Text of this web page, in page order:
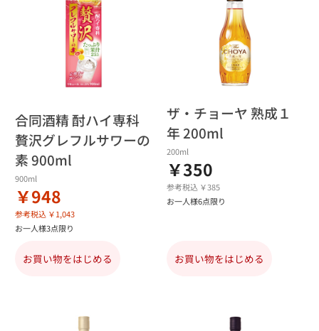
合同酒精 酎ハイ専科
贅沢グレフルサワーの
素 900ml
900ml
￥948
参考税込 ￥1,043
お一人様3点限り
お買い物をはじめる
ザ・チョーヤ 熟成１
年 200ml
200ml
￥350
参考税込 ￥385
お一人様6点限り
お買い物をはじめる